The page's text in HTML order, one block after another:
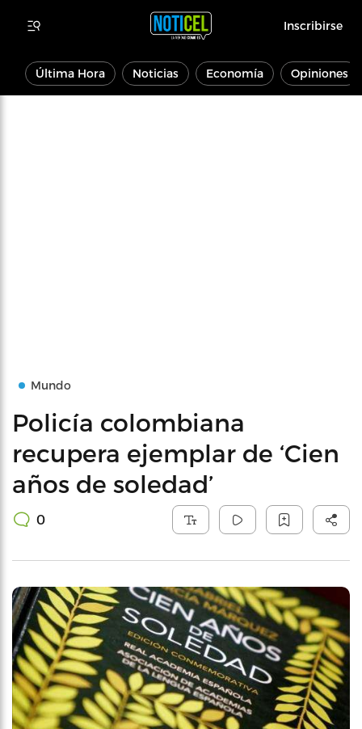
Inscribirse
Última Hora Noticias Economía Opiniones
Mundo
Policía colombiana
recupera ejemplar de ‘Cien
años de soledad’
0